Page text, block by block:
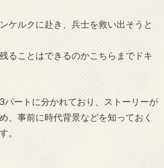
ケルクに赴き、兵士を救い出そうと
ることはできるのかこちらまでドキ
パートに分かれており、ストーリーが
、事前に時代背景などを知っておく
。